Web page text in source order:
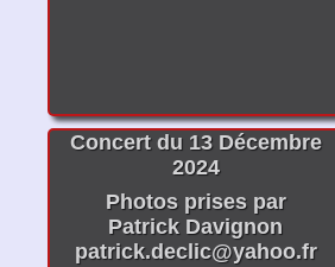
Concert du 13 Décembre
2024
Photos prises par
Patrick Davignon
patrick.declic@yahoo.fr